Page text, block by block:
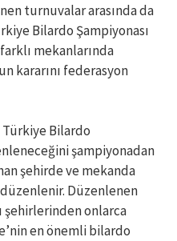
turnuvalar arasında da
Bilardo Şampiyonası
mekanlarında
kararını federasyon
Bilardo
şampiyonadan
şehirde ve mekanda
Düzenlenen
şehirlerinden onlarca
en önemli bilardo